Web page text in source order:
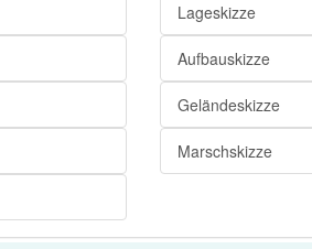
Lageskizze
Aufbauskizze
Geländeskizze
Marschskizze